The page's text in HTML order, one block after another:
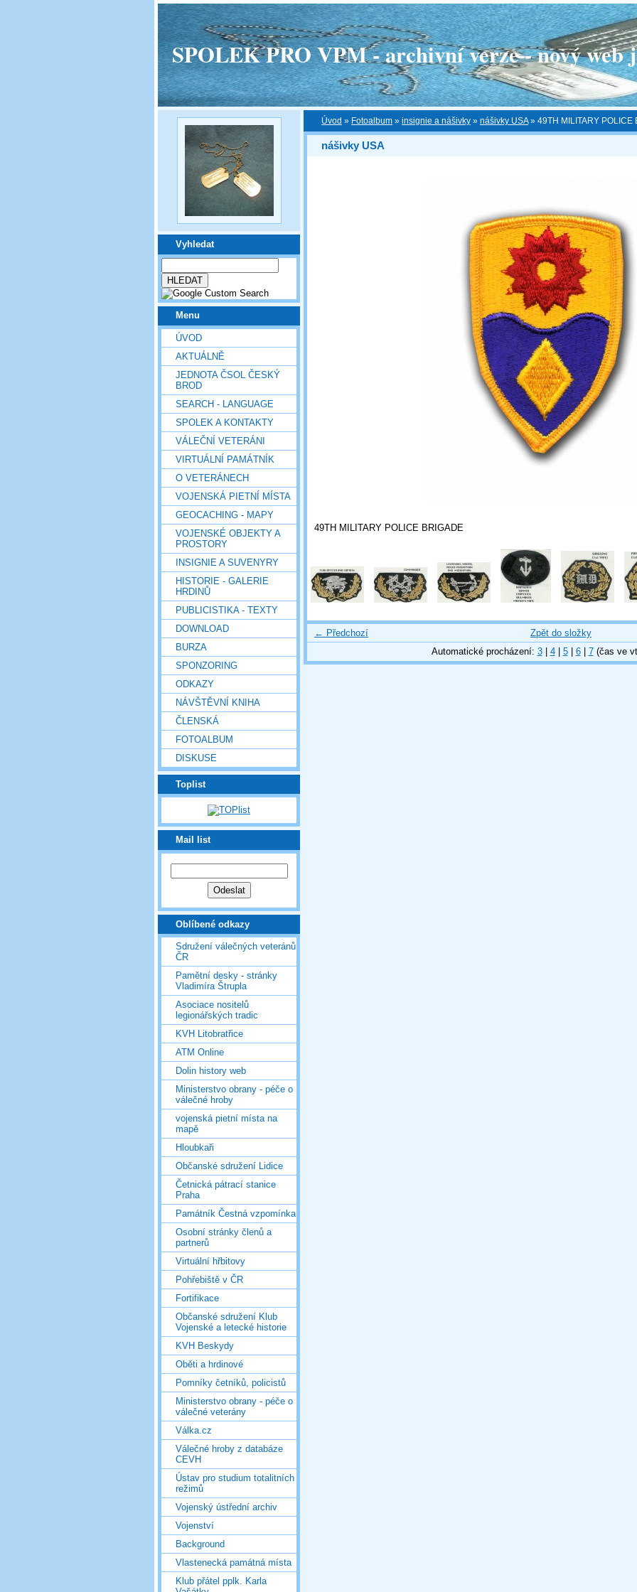
SPOLEK PRO VPM - archivní verze - nový web
Vyhledat
Menu
ÚVOD
AKTUÁLNĚ
JEDNOTA ČSOL ČESKÝ
BROD
SEARCH - LANGUAGE
SPOLEK A KONTAKTY
VÁLEČNÍ VETERÁNI
VIRTUÁLNÍ PAMÁTNÍK
O VETERÁNECH
VOJENSKÁ PIETNÍ MÍSTA
GEOCACHING - MAPY
VOJENSKÉ OBJEKTY A
PROSTORY
INSIGNIE A SUVENYRY
HISTORIE - GALERIE
HRDINŮ
PUBLICISTIKA - TEXTY
DOWNLOAD
BURZA
SPONZORING
ODKAZY
NÁVŠTĚVNÍ KNIHA
ČLENSKÁ
FOTOALBUM
DISKUSE
Toplist
Mail list
Oblíbené odkazy
Sdružení válečných veteránů
ČR
Pamětní desky - stránky
Vladimíra Štrupla
Asociace nositelů
legionářských tradic
KVH Litobratřice
ATM Online
Dolin history web
Ministerstvo obrany - péče o
válečné hroby
vojenská pietní místa na
mapě
Hloubkaři
Občanské sdružení Lidice
Četnická pátrací stanice
Praha
Památník Čestná vzpomínka
Osobní stránky členů a
partnerů
Virtuální hřbitovy
Pohřebiště v ČR
Fortifikace
Občanské sdružení Klub
Vojenské a letecké historie
KVH Beskydy
Oběti a hrdinové
Pomníky četníků, policistů
Ministerstvo obrany - péče o
válečné veterány
Válka.cz
Válečné hroby z databáze
CEVH
Ústav pro studium totalitních
režimů
Vojenský ústřední archiv
Vojenství
Background
Vlastenecká památná místa
Klub přátel pplk. Karla
Úvod » Fotoalbum » insignie a nášivky » nášivky USA» 49TH MILITARY POLICE
nášivky USA
49TH MILITARY POLICE BRIGADE
← Předchozí
Zpět do složky
Automatické procházení: 3| 4| 5| 6| 7(čas ve